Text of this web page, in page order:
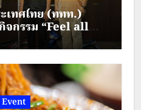
เทศไทย (ททท.)
Phet” ณ